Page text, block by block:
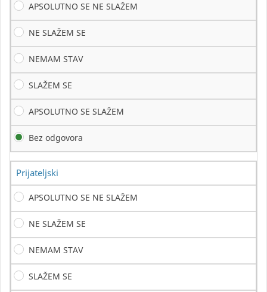
APSOLUTNO SE NE SLAŽEM
NE SLAŽEM SE
NEMAM STAV
SLAŽEM SE
APSOLUTNO SE SLAŽEM
Bez odgovora
Prijateljski
APSOLUTNO SE NE SLAŽEM
NE SLAŽEM SE
NEMAM STAV
SLAŽEM SE